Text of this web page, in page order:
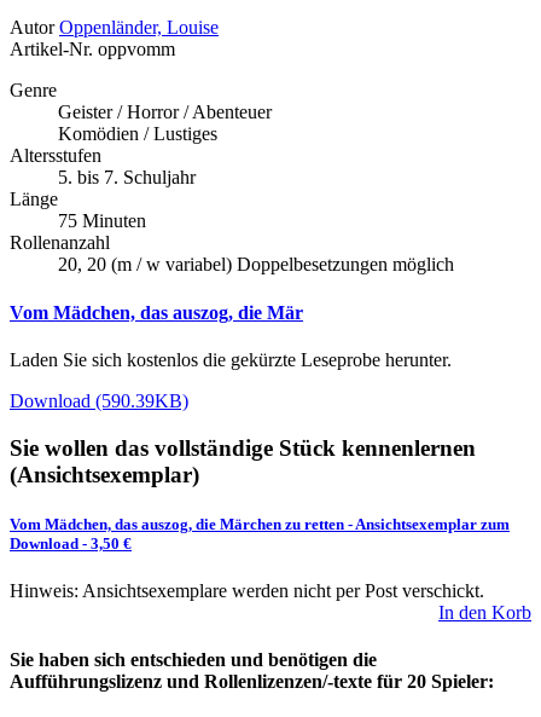
Autor Oppenländer, Louise
Artikel-Nr. oppvomm
Genre
Geister / Horror / Abenteuer
Komödien / Lustiges
Altersstufen
5. bis 7. Schuljahr
Länge
75 Minuten
Rollenanzahl
20, 20 (m / w variabel) Doppelbesetzungen möglich
Vom Mädchen, das auszog, die Mär
Laden Sie sich kostenlos die gekürzte Leseprobe herunter.
Download (590.39KB)
Sie wollen das vollständige Stück kennenlernen
(Ansichtsexemplar)
Vom Mädchen, das auszog, die Märchen zu retten - Ansichtsexemplar zum
Download - 3,50 €
Hinweis: Ansichtsexemplare werden nicht per Post verschickt.
In den Korb
Sie haben sich entschieden und benötigen die
Aufführungslizenz und Rollenlizenzen/-texte für 20 Spieler: